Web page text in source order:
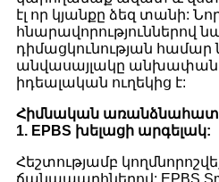
էլ որ կյանքը ձեզ տանի:
հնարավորություններով
դիմացկունության
անվասայլակը անխափան
իդեալական ուղեկից է:
Հիմնական
1. EPBS խելացի արգելակ:
Հեշտությամբ
ճանապարհներով: EPBS